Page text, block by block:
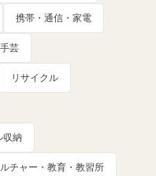
携帯・通信・家電
芸
リサイクル
収納
チャー・教育・教習所